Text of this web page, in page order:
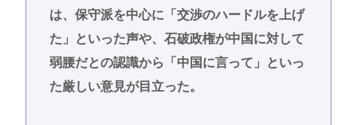
は、保守派を中心に「交渉のハードルを上げ
た」といった声や、石破政権が中国に対して
弱腰だとの認識から「中国に言って」といっ
た厳しい意見が目立った。